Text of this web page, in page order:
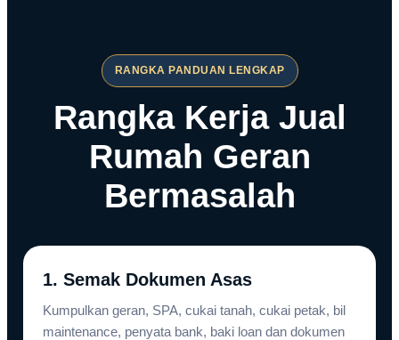
RANGKA PANDUAN LENGKAP
Rangka Kerja Jual
Rumah Geran
Bermasalah
1. Semak Dokumen Asas
Kumpulkan geran, SPA, cukai tanah, cukai petak, bil
maintenance, penyata bank, baki loan dan dokumen